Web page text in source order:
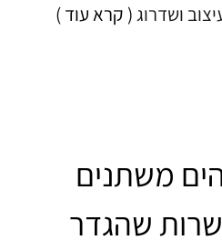
ושדרוג( קרא עוד )
משתנים
שהגדר